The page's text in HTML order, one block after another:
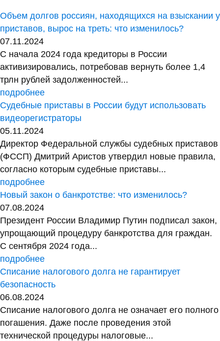
Объем долгов россиян, находящихся на взыскании у
приставов, вырос на треть: что изменилось?
07.11.2024
С начала 2024 года кредиторы в России
активизировались, потребовав вернуть более 1,4
трлн рублей задолженностей...
подробнее
Судебные приставы в России будут использовать
видеорегистраторы
05.11.2024
Директор Федеральной службы судебных приставов
(ФССП) Дмитрий Аристов утвердил новые правила,
согласно которым судебные приставы...
подробнее
Новый закон о банкротстве: что изменилось?
07.08.2024
Президент России Владимир Путин подписал закон,
упрощающий процедуру банкротства для граждан.
С сентября 2024 года...
подробнее
Списание налогового долга не гарантирует
безопасность
06.08.2024
Списание налогового долга не означает его полного
погашения. Даже после проведения этой
технической процедуры налоговые...